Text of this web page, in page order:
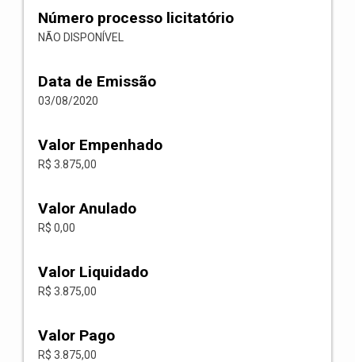
Número processo licitatório
NÃO DISPONÍVEL
Data de Emissão
03/08/2020
Valor Empenhado
R$ 3.875,00
Valor Anulado
R$ 0,00
Valor Liquidado
R$ 3.875,00
Valor Pago
R$ 3.875,00